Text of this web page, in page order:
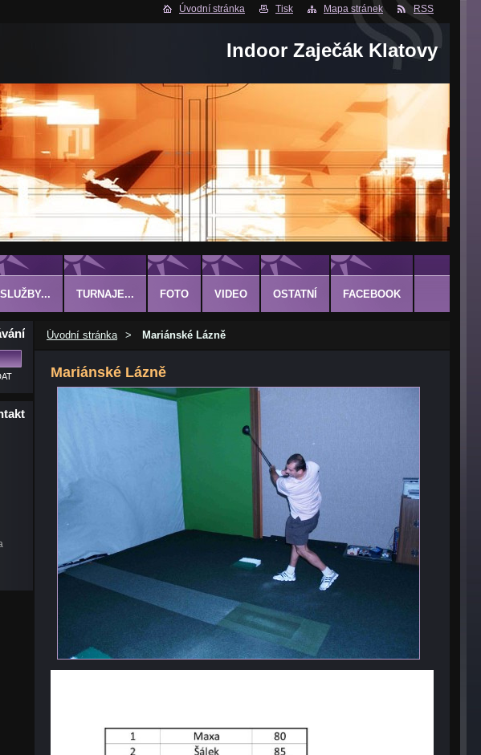
Úvodní stránka Tisk Mapa stránek RSS
Indoor Zaječák Klatovy
Úvodní stránka > Mariánské Lázně
Mariánské Lázně
SLUŽBY... TURNAJE... FOTO VIDEO OSTATNÍ FACEBOOK